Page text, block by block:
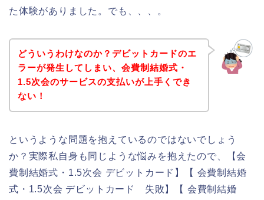
た体験がありました。でも、、、。
どういうわけなのか？デビットカードのエ
ラーが発生してしまい、会費制結婚式・
1.5次会のサービスの支払いが上手くでき
ない！
というような問題を抱えているのではないでしょう
か？実際私自身も同じような悩みを抱えたので、【会
費制結婚式・1.5次会 デビットカード】【 会費制結婚
式・1.5次会 デビットカード 失敗】【 会費制結婚